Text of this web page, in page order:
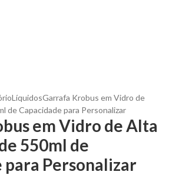
LíquidosGarrafa Krobus em Vidro de
de Capacidade para Personalizar
em Vidro de Alta
550ml de
para Personalizar